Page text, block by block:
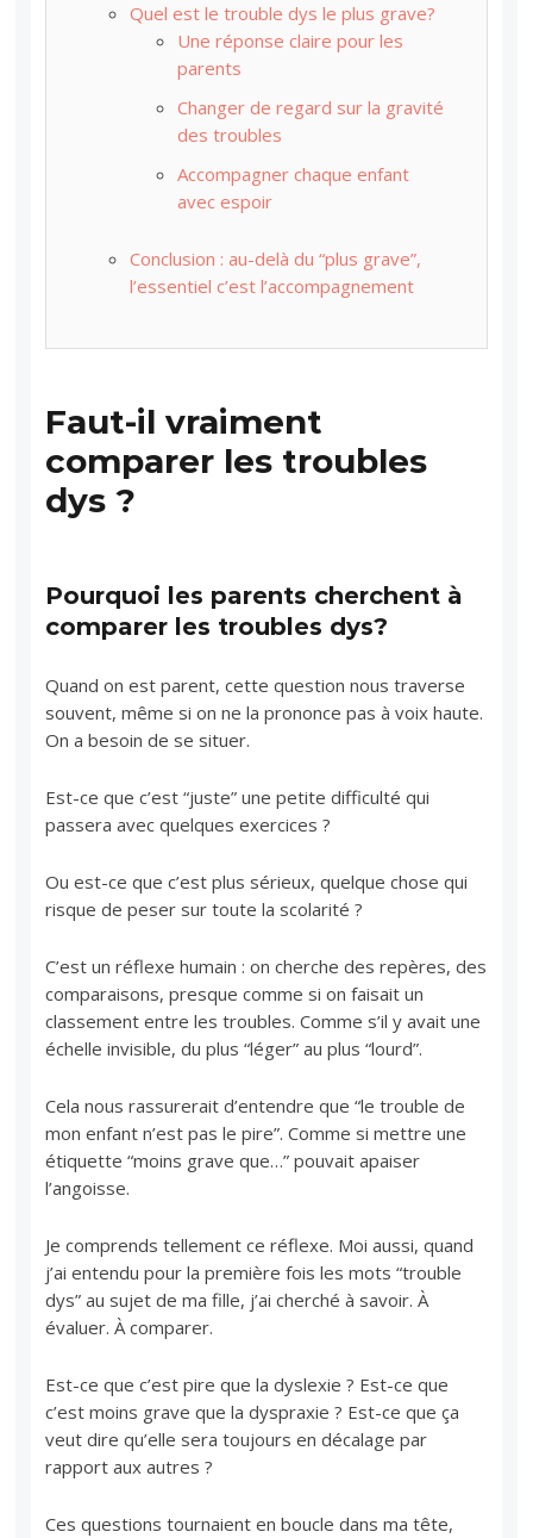
Quel est le trouble dys le plus grave?
Une réponse claire pour les
parents
Changer de regard sur la gravité
des troubles
Accompagner chaque enfant
avec espoir
Conclusion : au-delà du “plus grave”,
l’essentiel c’est l’accompagnement
Faut-il vraiment
comparer les troubles
dys ?
Pourquoi les parents cherchent à
comparer les troubles dys?
Quand on est parent, cette question nous traverse
souvent, même si on ne la prononce pas à voix haute.
On a besoin de se situer.
Est-ce que c’est “juste” une petite difficulté qui
passera avec quelques exercices ?
Ou est-ce que c’est plus sérieux, quelque chose qui
risque de peser sur toute la scolarité ?
C’est un réflexe humain : on cherche des repères, des
comparaisons, presque comme si on faisait un
classement entre les troubles. Comme s’il y avait une
échelle invisible, du plus “léger” au plus “lourd”.
Cela nous rassurerait d’entendre que “le trouble de
mon enfant n’est pas le pire”. Comme si mettre une
étiquette “moins grave que…” pouvait apaiser
l’angoisse.
Je comprends tellement ce réflexe. Moi aussi, quand
j’ai entendu pour la première fois les mots “trouble
dys” au sujet de ma fille, j’ai cherché à savoir. À
évaluer. À comparer.
Est-ce que c’est pire que la dyslexie ? Est-ce que
c’est moins grave que la dyspraxie ? Est-ce que ça
veut dire qu’elle sera toujours en décalage par
rapport aux autres ?
Ces questions tournaient en boucle dans ma tête,